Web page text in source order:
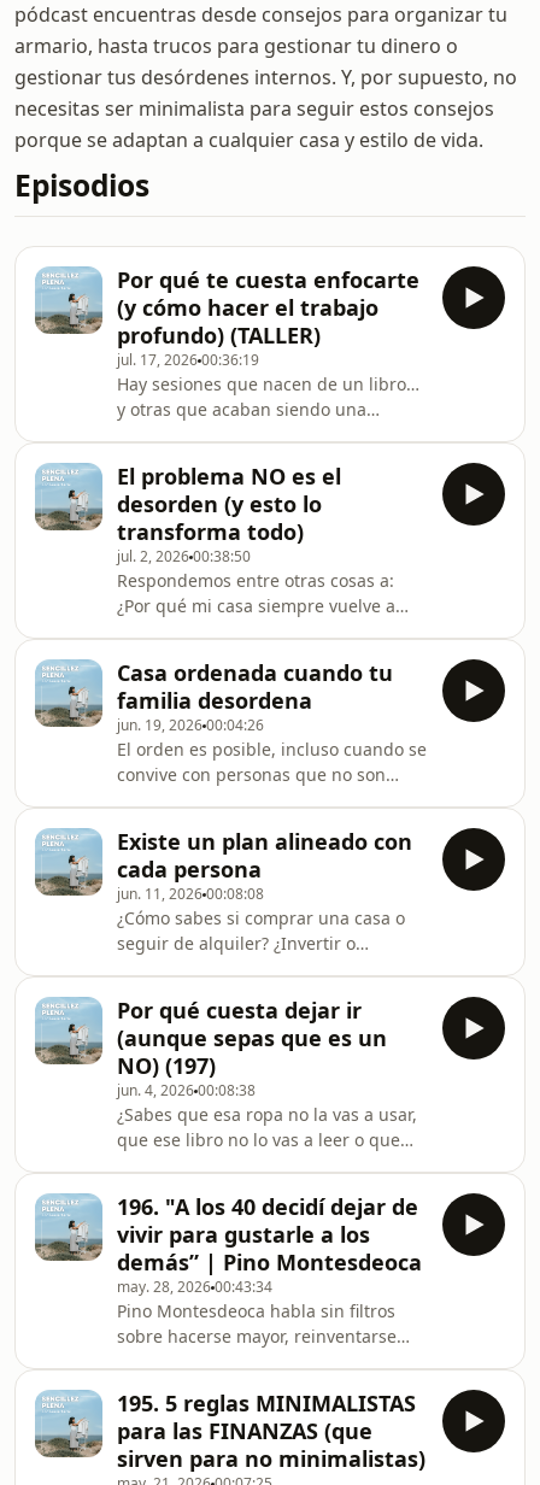
pódcast encuentras desde consejos para organizar tu
armario, hasta trucos para gestionar tu dinero o
gestionar tus desórdenes internos. Y, por supuesto, no
necesitas ser minimalista para seguir estos consejos
porque se adaptan a cualquier casa y estilo de vida.
Episodios
Por qué te cuesta enfocarte
(y cómo hacer el trabajo
profundo) (TALLER)
jul. 17, 202600:36:19
Hay sesiones que nacen de un libro…
y otras que acaban siendo una
de esas.Preparé una sesión sobre
Trabajo Profundo de Cal Newport,
pero después de leer vuestros
desafíos decidí darle la vuelta por
completo. Hablamos de distracción,
procrastinación, aburrimiento,
atención, estado de flujo y, sobre
todo, de cómo recuperar esp
El problema NO es el
desorden (y esto lo
transforma todo)
jul. 2, 202600:38:50
Respondemos entre otras cosas a:
¿Por qué mi casa siempre vuelve a
orden interior?¿Por dónde debería
empezar a ordenar una casa?¿Qué es
realmente depurar y por qué es más
importante que ordenar?¿Cómo
identificar el verdadero problema de
orden en una casa?¿Por qué algunos
métodos de organización no
funcionan para todo el mundo?¿Cómo
Casa ordenada cuando tu
familia desordena
jun. 19, 202600:04:26
El orden es posible, incluso cuando se
convive con personas que no son
construir sistemas que funcionen
para las personas que convivís en ese
hogar.¿Has tenido alguna
experiencia?Te espero en
comentarios. Y... Si te interesa este
tema, tienes el reto Casa Única, Casa
Ordenada.Mientras,Respiro.Respira.Te
mando un abrazo giganteS
Existe un plan alineado con
cada persona
jun. 11, 202600:08:08
¿Cómo sabes si comprar una casa o
seguir de alquiler? ¿Invertir o
soluciones universales.Sí que
podemos construir unas finanzas
coherentes con la persona que eres y
con la vida que quieres vivir.Si este
vídeo te aporta algo, me encantará
leerte en comentarios.🌿 Más
información:www.sencillezplena.comUn
abrazoooooLucía#FinanzasPerso
Por qué cuesta dejar ir
(aunque sepas que es un
NO) (197)
jun. 4, 202600:08:38
¿Sabes que esa ropa no la vas a usar,
que ese libro no lo vas a leer o que
falta de voluntad. Muchas veces son
sesgos psicológicos que influyen en
nuestras decisiones sin que nos
demos cuenta.En este vídeo comparto
4 sesgos que aparecen
frecuentemente en los procesos de
orden y que también afectan a
nuestras finanzas, re
196. "A los 40 decidí dejar de
vivir para gustarle a los
demás” | Pino Montesdeoca
may. 28, 202600:43:34
Pino Montesdeoca habla sin filtros
sobre hacerse mayor, reinventarse
de ser una misma.Hay entrevistas que
obligan a mirarte de frente, esta es
una de ellas.Pino habla con una
195. 5 reglas MINIMALISTAS
para las FINANZAS (que
sirven para no minimalistas)